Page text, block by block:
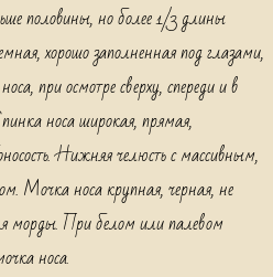
половины, но более 1/3 длины
хорошо заполненная под глазами,
при осмотре сверху, спереди и в
носа широкая, прямая,
Нижняя челюсть с массивным,
Мочка носа крупная, черная, не
морды. При белом или палевом
носа.